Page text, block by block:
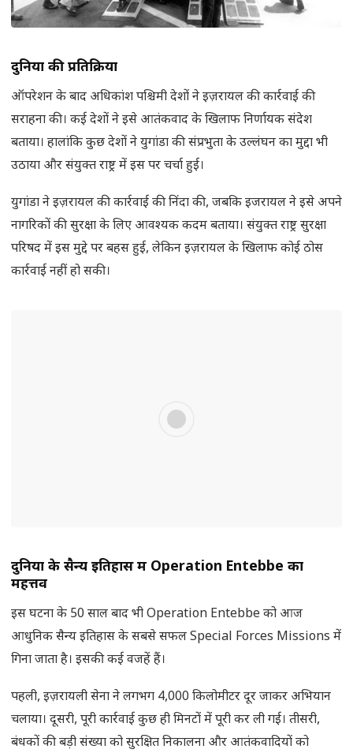
दुनिया की प्रतिक्रिया
ऑपरेशन के बाद अधिकांश पश्चिमी देशों ने इज़रायल की कार्रवाई की
सराहना की। कई देशों ने इसे आतंकवाद के खिलाफ निर्णायक संदेश
बताया। हालांकि कुछ देशों ने युगांडा की संप्रभुता के उल्लंघन का मुद्दा भी
उठाया और संयुक्त राष्ट्र में इस पर चर्चा हुई।
युगांडा ने इज़रायल की कार्रवाई की निंदा की, जबकि इजरायल ने इसे अपने
नागरिकों की सुरक्षा के लिए आवश्यक कदम बताया। संयुक्त राष्ट्र सुरक्षा
परिषद में इस मुद्दे पर बहस हुई, लेकिन इज़रायल के खिलाफ कोई ठोस
कार्रवाई नहीं हो सकी।
दुनिया के सैन्य इतिहास में Operation Entebbe का
महत्तव
इस घटना के 50 साल बाद भी Operation Entebbe को आज
आधुनिक सैन्य इतिहास के सबसे सफल Special Forces Missions में
गिना जाता है। इसकी कई वजहें हैं।
पहली, इज़रायली सेना ने लगभग 4,000 किलोमीटर दूर जाकर अभियान
चलाया। दूसरी, पूरी कार्रवाई कुछ ही मिनटों में पूरी कर ली गई। तीसरी,
बंधकों की बड़ी संख्या को सुरक्षित निकालना और आतंकवादियों को